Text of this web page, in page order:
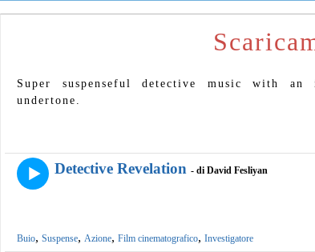
Super suspenseful detective music with an
undertone.
Detective Revelation - di David Fesliyan
Buio, Suspense, Azione, Film cinematografico, Investigatore